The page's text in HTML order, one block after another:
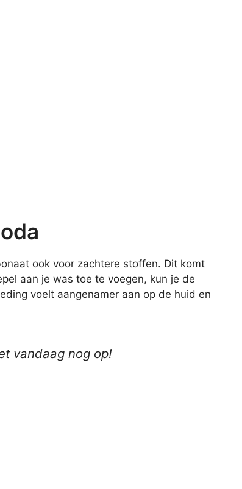
ook voor zachtere stoffen. Dit komt
aan je was toe te voegen, kun je de
voelt aangenamer aan op de huid en
vandaag nog op!